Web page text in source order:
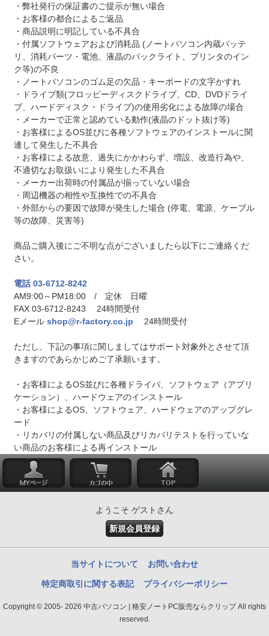
・弊社発行の保証書のご提示が無い場合
・お客様の都合によるご返品
・商品説明に明記している不具合
・付属ソフトウェアおよび消耗品 (ノートパソコン内蔵バッテ
リ、消耗パーツ・電池、液晶のバックライト、プリンタのイン
ク等)の不良
・ノートパソコンのゴム足の欠品・キーボードの文字かすれ
・ドライブ類(フロッピーディスクドライブ、CD、DVDドライ
ブ、ハードディスク・ドライブ)の使用劣化による故障の場合
・メーカーで正常と認めている動作(液晶のドット抜け等)
・お客様によるOS並びに各種ソフトウェアのインストールに関
連して発生した不具合
・お客様による故意、過失にかかわらず、増設、改造行為や、
不適切なお取扱いにより発生した不具合
・メーカー出荷時の付属品が揃っていない場合
・周辺機器の相性や互換性での不具合
・外部からの要因で故障が発生した場合 (停電、電源、ケーブル
等の故障、災害等)
商品ご購入後にご不明な点がございましたら以下にご連絡くだ
さい。
電話 03-6712-8242
AM9:00～PM18:00 / 定休 日曜
FAX 03-6712-8243 24時間受付
Eメール shop@r-factory.co.jp 24時間受付
ただし、下記の事項に関しましてはサポート対象外とさせて頂
きますのであらかじめご了承願います。
・お客様によるOS並びに各種ドライバ、ソフトウェア（アプリ
ケーション）、ハードウェアのインストール
・お客様によるOS、ソフトウェア、ハードウェアのアップグレ
ード
・リカバリの付属しない商品及びリカバリテストを行っていな
い商品のお客様による再インストール
ようこそ ゲストさん
新規会員登録
当サイトについて お問い合わせ
特定商取引に関する表記 プライバシーポリシー
Copyright © 2005- 2026 中古パソコン | 格安ノートPC販売ならクリップ All rights
reserved.